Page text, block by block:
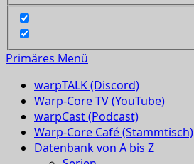
Primäres Menü
warpTALK (Discord)
Warp-Core TV (YouTube)
warpCast (Podcast)
Warp-Core Café (Stammtisch)
Datenbank von A bis Z